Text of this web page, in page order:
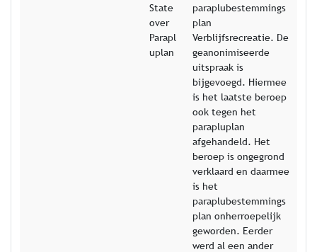
State
over
Parapl
uplan
paraplubestemmings
plan
Verblijfsrecreatie. De
geanonimiseerde
uitspraak is
bijgevoegd. Hiermee
is het laatste beroep
ook tegen het
parapluplan
afgehandeld. Het
beroep is ongegrond
verklaard en daarmee
is het
paraplubestemmings
plan onherroepelijk
geworden. Eerder
werd al een ander